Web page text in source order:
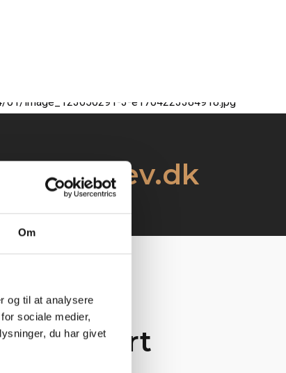
Om
og til at analysere
sociale medier,
du har givet
support